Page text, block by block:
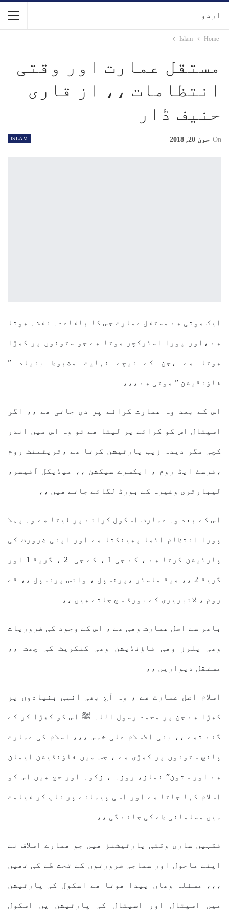
اردو
Home
Islam
مستقل عمارت اور وقتی
انتظامات ،، از قاری
حنیف ڈار
ISLAM On جون 20, 2018
ایک ھوتی ھے مستقل عمارت جس کا باقاعدہ نقشہ ھوتا
ھے ،اور پورا اسٹرکچر ھوتا ھے جو ستونوں پر کھڑا
ھوتا ھے ،جن کے نیچے نہایت مضبوط بنیاد ”
فاؤنڈیشن ” ھوتی ھے ،،،
اس کے بعد وہ عمارت کرائے پر دی جاتی ھے ،، اگر
اسپتال اس کو کرائے پر لیتا ھے تو وہ اس میں اندر
کچی مگر دیدہ زیب پارٹیشن کرتا ھے ،ٹریٹمنٹ روم
،فرسٹ ایڈ روم ، ایکسرے سیکشن ،، میڈیکل آفیسر،
لیبارٹری وغیرہ کے بورڈ لگائے جاتے ھیں ،،
اس کے بعد وہ عمارت اسکول کرائے پر لیتا ھے وہ پہلا
پورا انتظام اٹھا پھینکتا ھے اور اپنی ضرورت کی
پارٹیشن کرتا ھے ، کے جی 1 ، کے جی 2 ، گریڈ 1 اور
گریڈ 2 ،، ھیڈ ماسٹر ،پرنسپل ، وائس پرنسپل ،، ڈے
روم ، لائبریری کے بورڈ سج جاتے ھیں ،،
باھر سے اصل عمارت وھی ھے ، اس کے وجود کی ضروریات
وھی پلرز وھی فاؤنڈیشن وھی کنکریٹ کی چھت ،،
مستقل دیواریں ،،
اسلام اصل عمارت ھے ، وہ آج بھی انہی بنیادوں پر
کھڑا ھے جن پر محمد رسول اللہ ﷺ اس کو کھڑا کر کے
گئے تھے ،، بنی الاسلام علی خمس ،،، اسلام کی عمارت
پانچ ستونوں پر کھڑی ھے ، جس میں فاؤنڈیشن ایمان
ھے اور ستون” نماز، روزہ ، زکوہ اور حج ھیں اس کو
اسلام کہا جاتا ھے اور اسی پیمانے پر ناپ کر قیامت
میں مسلمانی طے کی جائے گی ،،
فقہیں ساری وقتی پارٹیشنز ھیں جو ھمارے اسلاف نے
اپنے ماحول اور سماجی ضرورتوں کے تحت طے کی تھیں
،،، مسئلہ وھاں پیدا ھوتا ھے اسکول کی پارٹیشن
میں اسپتال اور اسپتال کی پارٹیشن یں اسکول